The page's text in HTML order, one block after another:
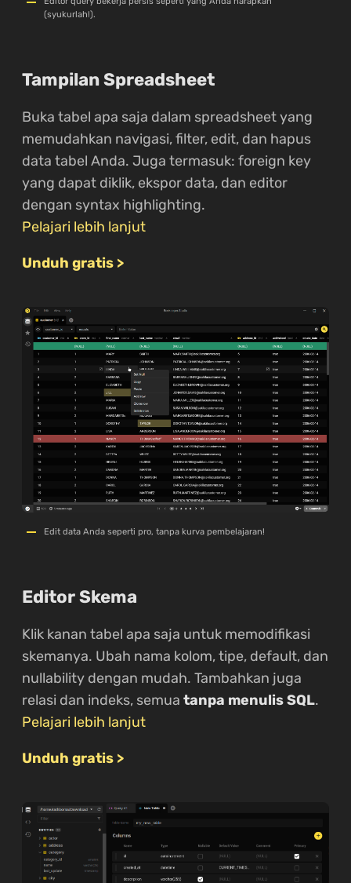
(syukurlah!).
Tampilan Spreadsheet
Buka tabel apa saja dalam spreadsheet yang
memudahkan navigasi, filter, edit, dan hapus
data tabel Anda. Juga termasuk: foreign key
yang dapat diklik, ekspor data, dan editor
dengan syntax highlighting.
Pelajari lebih lanjut
Unduh gratis >
Edit data Anda seperti pro, tanpa kurva pembelajaran!
Editor Skema
Klik kanan tabel apa saja untuk memodifikasi
skemanya. Ubah nama kolom, tipe, default, dan
nullability dengan mudah. Tambahkan juga
relasi dan indeks, semua tanpa menulis SQL.
Pelajari lebih lanjut
Unduh gratis >